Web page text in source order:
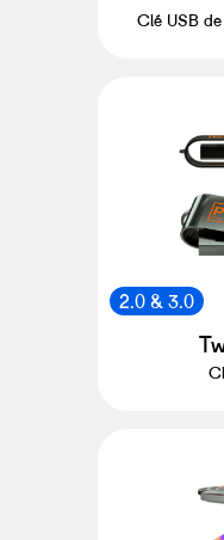
Clé USB
2.0 & 3.0